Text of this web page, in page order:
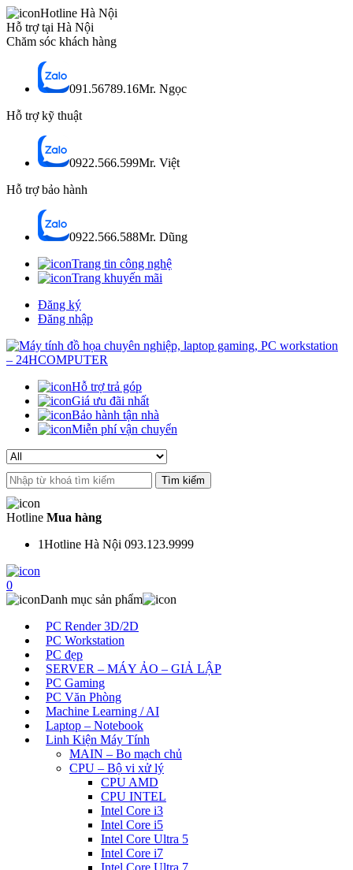
Hotline Hà Nội
Hỗ trợ tại Hà Nội
Chăm sóc khách hàng
091.56789.16Mr. Ngọc
Hỗ trợ kỹ thuật
0922.566.599Mr. Việt
Hỗ trợ bảo hành
0922.566.588Mr. Dũng
Trang tin công nghệ
Trang khuyến mãi
Đăng ký
Đăng nhập
Hỗ trợ trả góp
Giá ưu đãi nhất
Bảo hành tận nhà
Miễn phí vận chuyển
Search
for:
Hotline Mua hàng
1Hotline Hà Nội 093.123.9999
0
Danh mục sản phẩm
PC Render 3D/2D
PC Workstation
PC đẹp
SERVER – MÁY ẢO – GIẢ LẬP
PC Gaming
PC Văn Phòng
Machine Learning / AI
Laptop – Notebook
Linh Kiện Máy Tính
MAIN – Bo mạch chủ
CPU – Bộ vi xử lý
CPU AMD
CPU INTEL
Intel Core i3
Intel Core i5
Intel Core Ultra 5
Intel Core i7
Intel Core Ultra 7